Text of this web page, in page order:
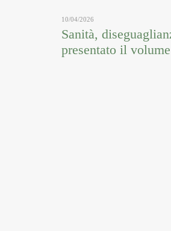
10/04/2026
Sanità,
presentato il